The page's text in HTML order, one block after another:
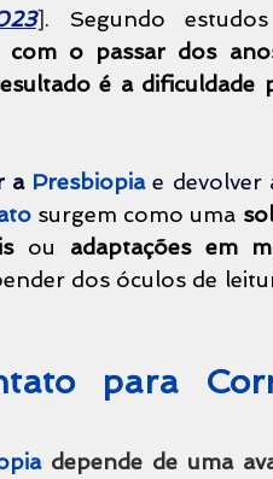
]. Segundo
com o passar dos
é a dificuldade
a Presbiopia e devolver
surgem como uma
ou adaptações em
dos óculos de
para
depende de uma